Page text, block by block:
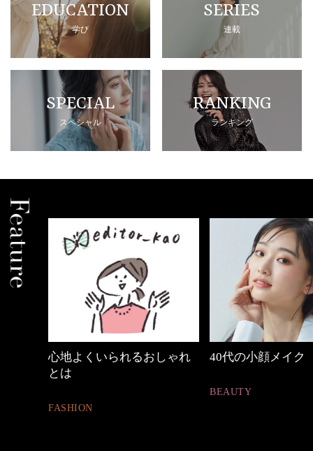
EDUCATION
学び
SERIES
連載
SPECIAL
スペシャル
RANKING
ランキング
心地よくいられるおしゃれ
とは
FASHION
40代の小顔メイク
BEAUTY